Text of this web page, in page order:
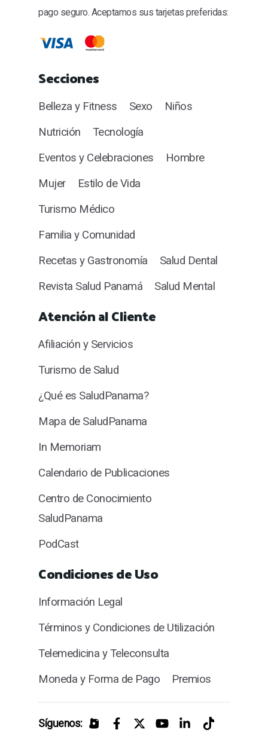
pago seguro. Aceptamos sus tarjetas preferidas:
Secciones
Belleza y Fitness Sexo
Niños
Nutrición
Tecnología
Eventos y Celebraciones
Hombre
Mujer
Estilo de Vida
Turismo Médico
Familia y Comunidad
Recetas y Gastronomía
Salud Dental
Revista Salud Panamá
Salud Mental
Atención al Cliente
Afiliación y Servicios
Turismo de Salud
¿Qué es SaludPanama?
Mapa de SaludPanama
In Memoriam
Calendario de Publicaciones
Centro de Conocimiento
SaludPanama
PodCast
Condiciones de Uso
Información Legal
Términos y Condiciones de Utilización
Telemedicina y Teleconsulta
Moneda y Forma de Pago
Premios
Síguenos: